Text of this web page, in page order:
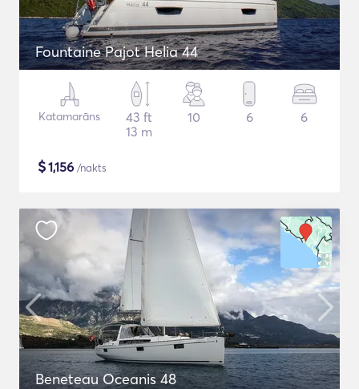
Fountaine Pajot Helia 44
Katamarāns
43 ft
13 m
10 6 6
$1,156 /nakts
Beneteau Oceanis 48